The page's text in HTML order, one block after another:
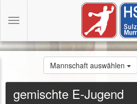
Mannschaft auswählen
gemischte E-Jugend
Toggle